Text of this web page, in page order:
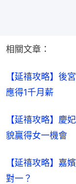
相關文章：
【延禧攻略】後
應得1千月薪
【延禧攻略】慶
貌贏得女一機會​
【延禧攻略】嘉
對一？​